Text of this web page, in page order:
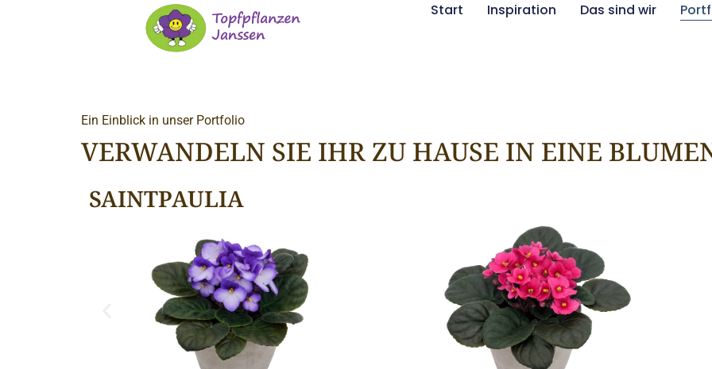
Start Inspiration Das sind wir
Ein Einblick in unser Portfolio
VERWANDELN SIE IHR ZU HAUSE IN EINE
SAINTPAULIA